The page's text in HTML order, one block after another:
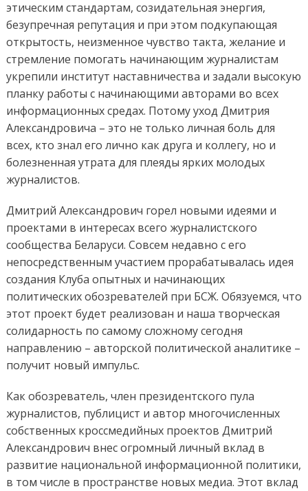
этическим стандартам, созидательная энергия,
безупречная репутация и при этом подкупающая
открытость, неизменное чувство такта, желание и
стремление помогать начинающим журналистам
укрепили институт наставничества и задали высокую
планку работы с начинающими авторами во всех
информационныхсредах. Потому уход Дмитрия
Александровича – это не только личная боль для
всех, кто знал его лично как друга и коллегу, но и
болезненная утрата для плеяды ярких молодых
журналистов.
Дмитрий Александрович горел новыми идеями и
проектами в интересах всего журналистского
сообщества Беларуси. Совсем недавно с его
непосредственным участием прорабатывалась идея
создания Клуба опытных и начинающих
политических обозревателей при БСЖ. Обязуемся, что
этот проект будет реализован и наша творческая
солидарность по самому сложному сегодня
направлению – авторской политической аналитике –
получит новый импульс.
Как обозреватель, член президентского пула
журналистов, публицист и автор многочисленных
собственных кроссмедийныхпроектов Дмитрий
Александрович внес огромный личный вклад в
развитие национальной информационной политики,
в том числе в пространстве новых медиа. Этот вклад